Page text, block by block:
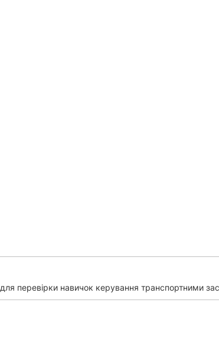
для перевірки навичок керування транспортними